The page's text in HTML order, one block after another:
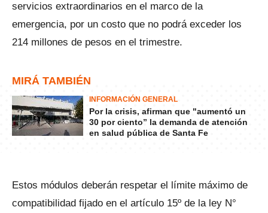
servicios extraordinarios en el marco de la
emergencia, por un costo que no podrá exceder los
214 millones de pesos en el trimestre.
MIRÁ TAMBIÉN
INFORMACIÓN GENERAL
Por la crisis, afirman que "aumentó un
30 por ciento” la demanda de atención
en salud pública de Santa Fe
Estos módulos deberán respetar el límite máximo de
compatibilidad fijado en el artículo 15º de la ley N°